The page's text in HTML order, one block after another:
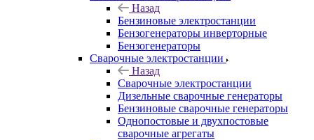
Назад
Бензиновые электростанции
Бензогенераторы инверторные
Бензогенераторы
Сварочные электростанции
Назад
Сварочные электростанции
Дизельные сварочные генераторы
Бензиновые сварочные генераторы
Однопостовые и двухпостовые
сварочные агрегаты